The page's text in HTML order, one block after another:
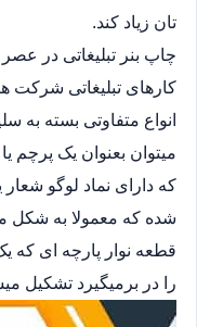
تان زیاد کند.
چاپ بنر تبلیغاتی در عصر
کارهای تبلیغاتی
انواع متفاوتی بسته به
میتوان بعنوان یک پرچم
که دارای نماد لوگو
شده که معمولا به شکل
قطعه نوار پارچه ای که
را در برمیگیرد تشکیل